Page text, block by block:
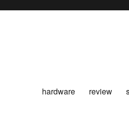
hardware review